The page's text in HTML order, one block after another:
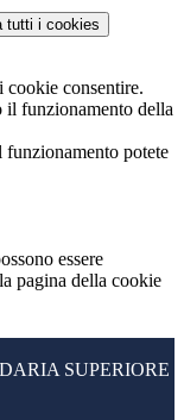
tutti i cookies
cookie consentire.
il funzionamento della
funzionamento potete
essere
pagina della cookie
SUPERIORE